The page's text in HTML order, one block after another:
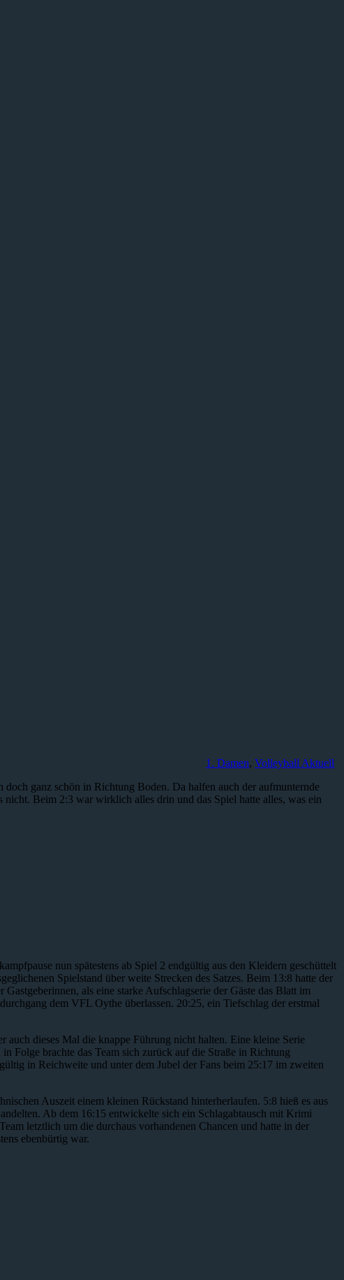
1. Damen, Volleyball Aktuell
ganz schön in Richtung Boden. Da halfen auch der aufmunternde
Beim 2:3 war wirklich alles drin und das Spiel hatte alles, was ein
nun spätestens ab Spiel 2 endgültig aus den Kleidern geschüttelt
Spielstand über weite Strecken des Satzes. Beim 13:8 hatte der
als eine starke Aufschlagserie der Gäste das Blatt im
dem VFL Oythe überlassen. 20:25, ein Tiefschlag der erstmal
auch dieses Mal die knappe Führung nicht halten. Eine kleine Serie
Folge brachte das Team sich zurück auf die Straße in Richtung
in Reichweite und unter dem Jubel der Fans beim 25:17 im zweiten
Auszeit einem kleinen Rückstand hinterherlaufen. 5:8 hieß es aus
Ab dem 16:15 entwickelte sich ein Schlagabtausch mit Krimi
letztlich um die durchaus vorhandenen Chancen und hatte in der
ebenbürtig war.